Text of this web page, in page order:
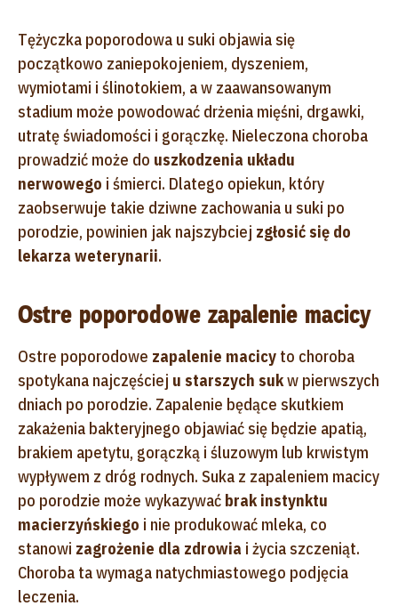
Tężyczka poporodowa u suki objawia się
początkowo zaniepokojeniem, dyszeniem,
wymiotami i ślinotokiem, a w zaawansowanym
stadium może powodować drżenia mięśni, drgawki,
utratę świadomości i gorączkę. Nieleczona choroba
prowadzić może do uszkodzenia układu
nerwowego i śmierci. Dlatego opiekun, który
zaobserwuje takie dziwne zachowania u suki po
porodzie, powinien jak najszybciej zgłosić się do
lekarza weterynarii.
Ostre poporodowe zapalenie macicy
Ostre poporodowe zapalenie macicy to choroba
spotykana najczęściej u starszych sukw pierwszych
dniach po porodzie. Zapalenie będące skutkiem
zakażenia bakteryjnego objawiać się będzie apatią,
brakiem apetytu, gorączką i śluzowym lub krwistym
wypływem z dróg rodnych. Suka z zapaleniem macicy
po porodzie może wykazywać brak instynktu
macierzyńskiego i nie produkować mleka, co
stanowi zagrożenie dla zdrowia i życia szczeniąt.
Choroba ta wymaga natychmiastowego podjęcia
leczenia.